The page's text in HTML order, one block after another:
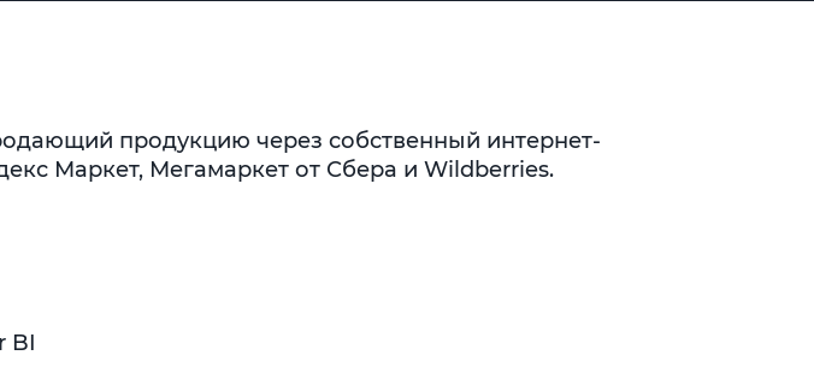
продукцию через собственный интернет-
Маркет, Мегамаркет от Сбера и Wildberries.
BI